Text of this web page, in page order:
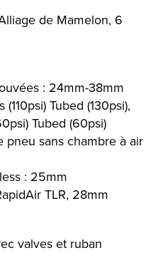
de Mamelon, 6
: 24mm-38mm
Tubed (130psi),
Tubed (60psi)
pneu sans chambre à air
: 25mm
TLR, 28mm
valves et ruban